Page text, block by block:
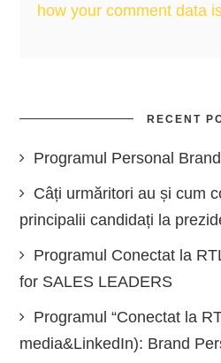
how your comment data
RECENT
Programul Personal
Câți urmăritori au și cum
principalii candidați la
Programul Conectat la
for SALES LEADERS
Programul “Conectat la
media&LinkedIn): Brand